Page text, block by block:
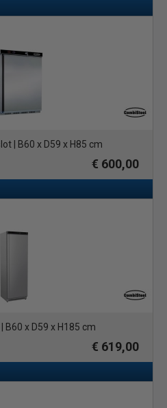
| B60 x D59 x H85 cm
€ 600,00
x D59 x H185 cm
€ 619,00